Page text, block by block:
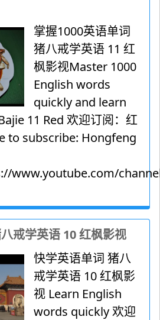
掌握1000英语单词
猪八戒学英语 11 红
枫影视Master 1000
English words
quickly and learn
11 Red 欢迎订阅：红
to subscribe: Hongfeng
www.youtube.com/
戒学英语 10 红枫影视
快学英语单词 猪八
戒学英语 10 红枫影
视 Learn English
words quickly 欢迎